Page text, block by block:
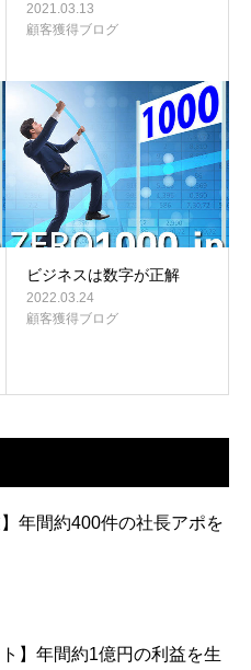
2021.03.13
顧客獲得ブログ
ビジネスは数字が正解
2022.03.24
顧客獲得ブログ
】年間約400件の社長アポを
ト】年間約1億円の利益を生